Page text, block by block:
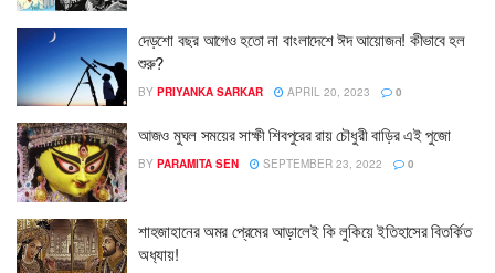
দেড়শো বছর আগেও হতো না বাংলাদেশে ঈদ আয়োজন! কীভাবে হল
শুরু?
BY PRIYANKA SARKAR APRIL 20, 2023 0
আজও মুঘল সময়ের সাক্ষী শিবপুরের রায় চৌধুরী বাড়ির এই পুজো
BY PARAMITA SEN SEPTEMBER 23, 2022 0
শাহজাহানের অমর প্রেমের আড়ালেই কি লুকিয়ে ইতিহাসের বিতর্কিত
অধ‍্যায়!